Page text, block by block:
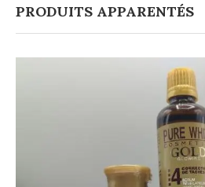
PRODUITS APPARENTÉS